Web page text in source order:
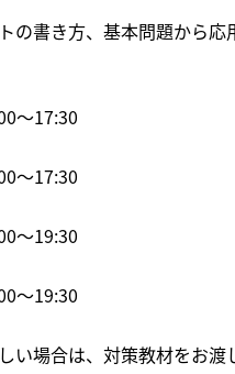
の書き方、基本問題から応
〜17:30
〜17:30
〜19:30
〜19:30
い場合は、対策教材をお渡